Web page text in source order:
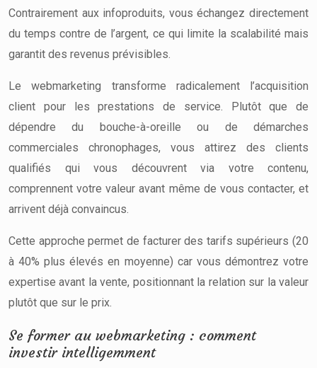
Contrairement aux infoproduits, vous échangez directement
du temps contre de l’argent, ce qui limite la scalabilité mais
garantit des revenus prévisibles.
Le webmarketing transforme radicalement l’acquisition
client pour les prestations de service. Plutôt que de
dépendre du bouche-à-oreille ou de démarches
commerciales chronophages, vous attirez des clients
qualifiés qui vous découvrent via votre contenu,
comprennent votre valeur avant même de vous contacter, et
arrivent déjà convaincus.
Cette approche permet de facturer des tarifs supérieurs (20
à 40% plus élevés en moyenne) car vous démontrez votre
expertise avant la vente, positionnant la relation sur la valeur
plutôt que sur le prix.
Se former au webmarketing : comment
investir intelligemment